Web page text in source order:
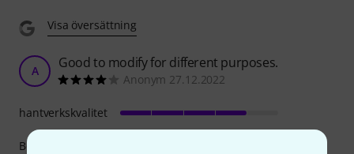
Visa översättning
A Good to modify for different purposes.
Anonym 27.12.2022
Bought for a medieval lyre. Adapted the violin bridge and
hantverkskvalitet